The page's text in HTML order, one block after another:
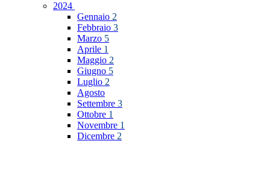
2024
Gennaio 2
Febbraio 3
Marzo 5
Aprile 1
Maggio 2
Giugno 5
Luglio 2
Agosto
Settembre 3
Ottobre 1
Novembre 1
Dicembre 2